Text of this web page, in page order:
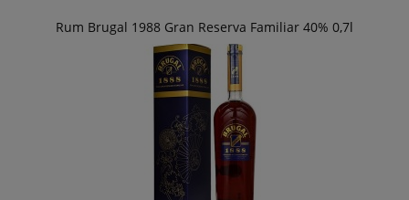
Rum Brugal 1988 Gran Reserva Familiar 40% 0,7l